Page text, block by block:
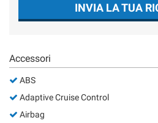
INVIA LA TUA
Accessori
ABS
Adaptive Cruise Control
Airbag
policy
Salva
impostazioni